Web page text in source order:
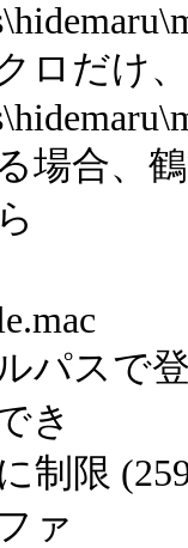
ロだけ、
場合、
パスで
き
制限
ァ